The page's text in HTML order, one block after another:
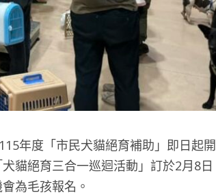
年度「市民犬貓絕育補助」即日起開
貓絕育三合一巡迴活動」訂於2月8日
為毛孩報名。